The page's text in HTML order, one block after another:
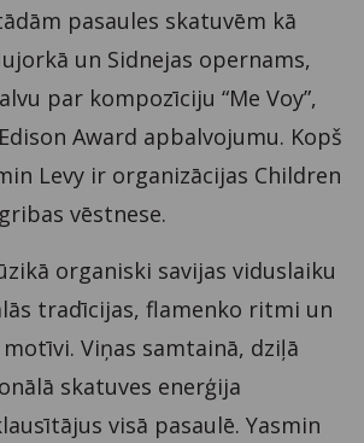
pasaules skatuvēm kā
un Sidnejas opernams,
par kompozīciju “Me Voy”,
Award apbalvojumu. Kopš
Levy ir organizācijas Children
vēstnese.
organiski savijas viduslaiku
tradīcijas, flamenko ritmi un
Viņas samtainā, dziļā
skatuves enerģija
visā pasaulē. Yasmin